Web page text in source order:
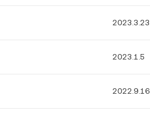
2023.3.23
2023.1.5
2022.9.16